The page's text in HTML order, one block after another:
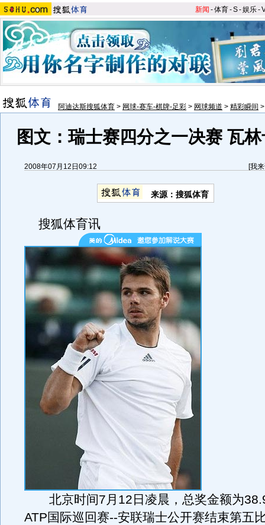
新闻 -体育-S-娱乐-
阿迪达斯搜狐体育 > 网球-赛车-棋牌-足彩 > 网球频道 > 精彩瞬间
图文：瑞士赛四分之一决赛 瓦
2008年07月12日09:12 [我
来源：搜狐体育
搜狐体育讯
北京时间7月12日凌晨，总奖金额为
ATP国际巡回赛--安联瑞士公开赛结束第五